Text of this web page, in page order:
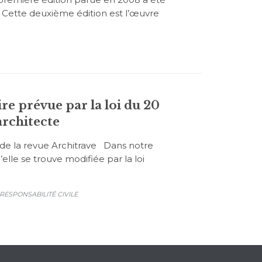
deuxième édition est l’œuvre
prévue par la loi du 20
la revue Architrave Dans notre
se trouve modifiée par la loi
RESPONSABILITÉ CIVILE